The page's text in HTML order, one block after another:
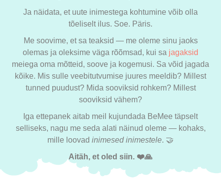
Ja näidata, et uute inimestega kohtumine võib olla
tõeliselt ilus. Soe. Päris.
Me soovime, et sa teaksid — me oleme sinu jaoks
olemas ja oleksime väga rõõmsad, kui sa jagaksid
meiega oma mõtteid, soove ja kogemusi. Sa võid jagada
kõike. Mis sulle veebitutvumise juures meeldib? Millest
tunned puudust? Mida sooviksid rohkem? Millest
sooviksid vähem?
Iga ettepanek aitab meil kujundada BeMee täpselt
selliseks, nagu me seda alati näinud oleme — kohaks,
mille loovad inimesed inimestele. 🤝
Aitäh, et oled siin. ❤️🙏